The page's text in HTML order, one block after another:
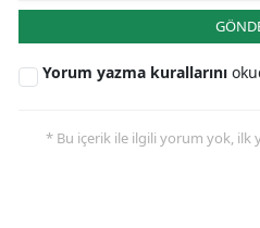
Yorum yazma kurallarını
* Bu içerik ile ilgili yorum yok, ilk